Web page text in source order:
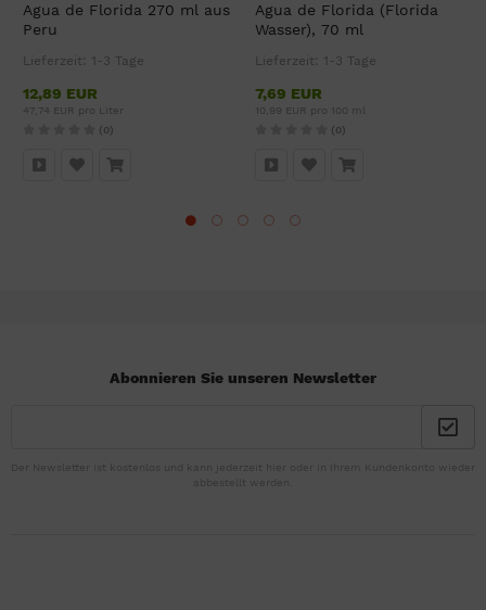
Agua de Florida 270 ml aus
Peru
Lieferzeit: 1-3 Tage
12,89 EUR
47,74 EUR pro Liter
(0)
Agua de Florida (Florida
Wasser), 70 ml
Lieferzeit: 1-3 Tage
7,69 EUR
10,99 EUR pro 100 ml
(0)
Abonnieren Sie unseren Newsletter
Der Newsletter ist kostenlos und kann jederzeit hier oder in Ihrem Kundenkonto wieder
abbestellt werden.